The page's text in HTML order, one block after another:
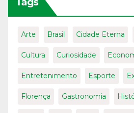
Arte Brasil Cidade Eterna
Cultura Curiosidade
Entretenimento Esporte
Florença Gastronomia